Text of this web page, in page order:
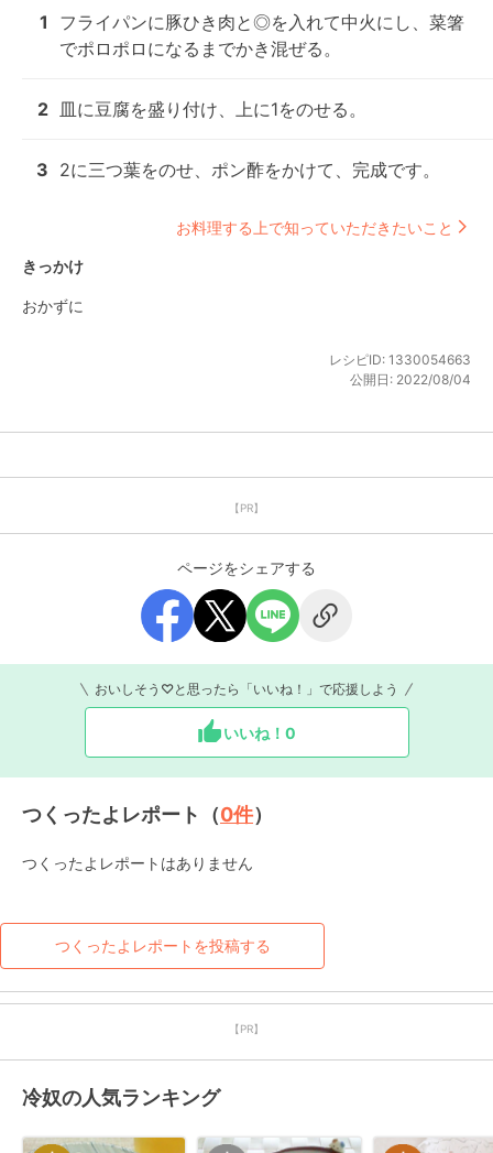
1
フライパンに豚ひき肉と◎を入れて中火にし、菜箸
でポロポロになるまでかき混ぜる。
2 皿に豆腐を盛り付け、上に1をのせる。
3 2に三つ葉をのせ、ポン酢をかけて、完成です。
お料理する上で知っていただきたいこと
きっかけ
おかずに
レシピID: 1330054663
公開日: 2022/08/04
【PR】
ページをシェアする
おいしそう♡と思ったら「いいね！」で応援しよう
いいね！ 0
つくったよレポート（0件）
つくったよレポートはありません
つくったよレポートを投稿する
【PR】
冷奴の人気ランキング